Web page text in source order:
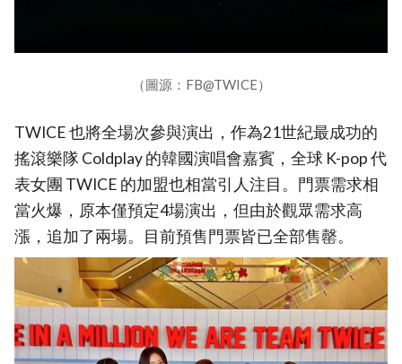
（圖源：FB@TWICE）
TWICE 也將全場次參與演出，作為21世紀最成功的
搖滾樂隊 Coldplay 的韓國演唱會嘉賓，全球 K-pop 代
表女團 TWICE 的加盟也相當引人注目。門票需求相
當火爆，原本僅預定4場演出，但由於觀眾需求高
漲，追加了兩場。目前預售門票皆已全部售罄。